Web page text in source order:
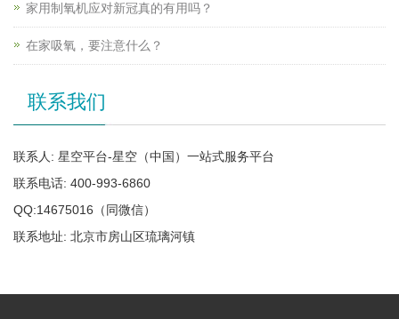
家用制氧机应对新冠真的有用吗？
在家吸氧，要注意什么？
联系我们
联系人: 星空平台-星空（中国）一站式服务平台
联系电话: 400-993-6860
QQ:14675016（同微信）
联系地址: 北京市房山区琉璃河镇